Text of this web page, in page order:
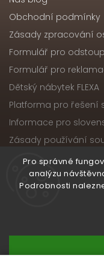
Pro správné
analýzu
Podrobnosti
Obchodní podmínky
Zásady zpracování
Formulář pro
Formulář pro
Dětský nábytek FLEXA
Platforma pro řešení
Informace pro
Zásady používání
Copyright 2026
Vytvořil